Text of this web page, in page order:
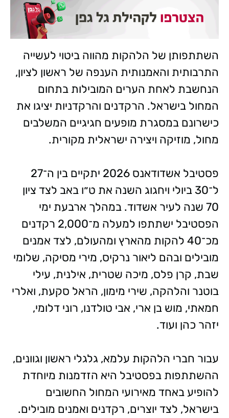
השתתפותן של הלהקות מהווה ביטוי לעשייה
התרבותית והאמנותית הענפה של ראשון לציון,
הנחשבת לאחת הערים המובילות בתחום
המחול בישראל. הרקדנים והרקדניות יציגו את
כישרונם במסגרת מופעים חגיגיים המשלבים
מחול, מוזיקה ויצירה ישראלית מקורית.
פסטיבל אשדודאנס 2026 יתקיים בין ה־27
ל־30 ביולי ויחגוג השנה את ט״ו באב לצד ציון
70 שנה לעיר אשדוד. במהלך ארבעת ימי
הפסטיבל ישתתפו למעלה מ־2,000 רקדנים
מכ־40 להקות מהארץ ומהעולם, לצד אמנים
מובילים ובהם ליאור נרקיס, מירי מסיקה, שלומי
שבת, קרן פלס, מיכה שטרית, אילנית, עילי
בוטנר והלהקה, שירי מימון, הראל סקעת, ואלרי
חמאתי, מוש בן ארי, אבי טולדנו, רוני דלומי,
יזהר כהן ועוד.
עבור חברי הלהקות עלמא, גלגלי ראשון וגוונים,
ההשתתפות בפסטיבל היא הזדמנות מיוחדת
להופיע באחד מאירועי המחול החשובים
בישראל, לצד יוצרים, רקדנים ואמנים מובילים.